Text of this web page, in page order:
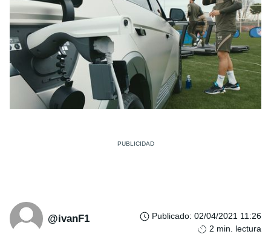
@ivanF1 Publicado: 02/04/2021 11:26
2 min. lectura